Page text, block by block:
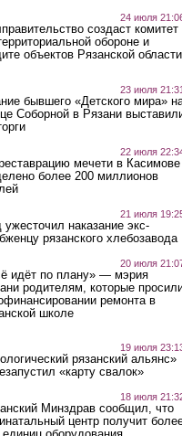
24 июля
создаст комитет
обороне и
объектов Рязанской области
23 июля 21:31
бывшего «Детского мира»
Соборной в Рязани
22 июля
мечети в Касимове
более 200 миллионов
21 июля
ужесточил наказание экс-
рязанского хлебозавода
20 июля
идёт по плану» — мэрия
родителям, которые
ремонта в
школе
19 июля
рязанский альянс»
«карту свалок»
18 июля
Минздрав сообщил, что
центр получит